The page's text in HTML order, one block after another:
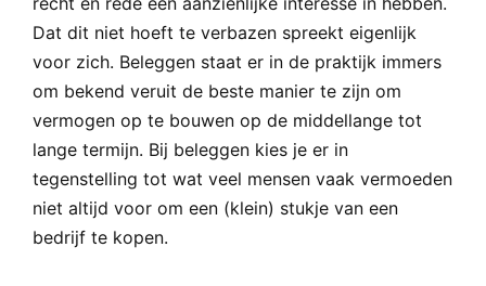
Dat dit niet hoeft te verbazen spreekt eigenlijk
voor zich. Beleggen staat er in de praktijk immers
om bekend veruit de beste manier te zijn om
vermogen op te bouwen op de middellange tot
lange termijn. Bij beleggen kies je er in
tegenstelling tot wat veel mensen vaak vermoeden
niet altijd voor om een (klein) stukje van een
bedrijf te kopen.